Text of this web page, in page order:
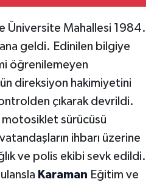
Üniversite Mahallesi 1984.
geldi. Edinilen bilgiye
öğrenilemeyen
direksiyon hakimiyetini
çıkarak devrildi.
motosiklet sürücüsü
ihbarı üzerine
ve polis ekibi sevk edildi.
Karaman Eğitim ve